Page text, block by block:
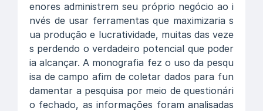
enores administrem seu próprio negócio ao i
nvés de usar ferramentas que maximizaria s
ua produção e lucratividade, muitas das veze
s perdendo o verdadeiro potencial que poder
ia alcançar. A monografia fez o uso da pesqu
isa de campo afim de coletar dados para fun
damentar a pesquisa por meio de questionári
o fechado, as informações foram analisadas